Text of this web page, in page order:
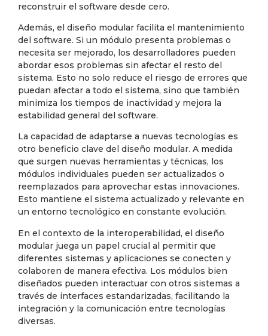
reconstruir el software desde cero.
Además, el diseño modular facilita el mantenimiento
del software. Si un módulo presenta problemas o
necesita ser mejorado, los desarrolladores pueden
abordar esos problemas sin afectar el resto del
sistema. Esto no solo reduce el riesgo de errores que
puedan afectar a todo el sistema, sino que también
minimiza los tiempos de inactividad y mejora la
estabilidad general del software.
La capacidad de adaptarse a nuevas tecnologías es
otro beneficio clave del diseño modular. A medida
que surgen nuevas herramientas y técnicas, los
módulos individuales pueden ser actualizados o
reemplazados para aprovechar estas innovaciones.
Esto mantiene el sistema actualizado y relevante en
un entorno tecnológico en constante evolución.
En el contexto de la interoperabilidad, el diseño
modular juega un papel crucial al permitir que
diferentes sistemas y aplicaciones se conecten y
colaboren de manera efectiva. Los módulos bien
diseñados pueden interactuar con otros sistemas a
través de interfaces estandarizadas, facilitando la
integración y la comunicación entre tecnologías
diversas.